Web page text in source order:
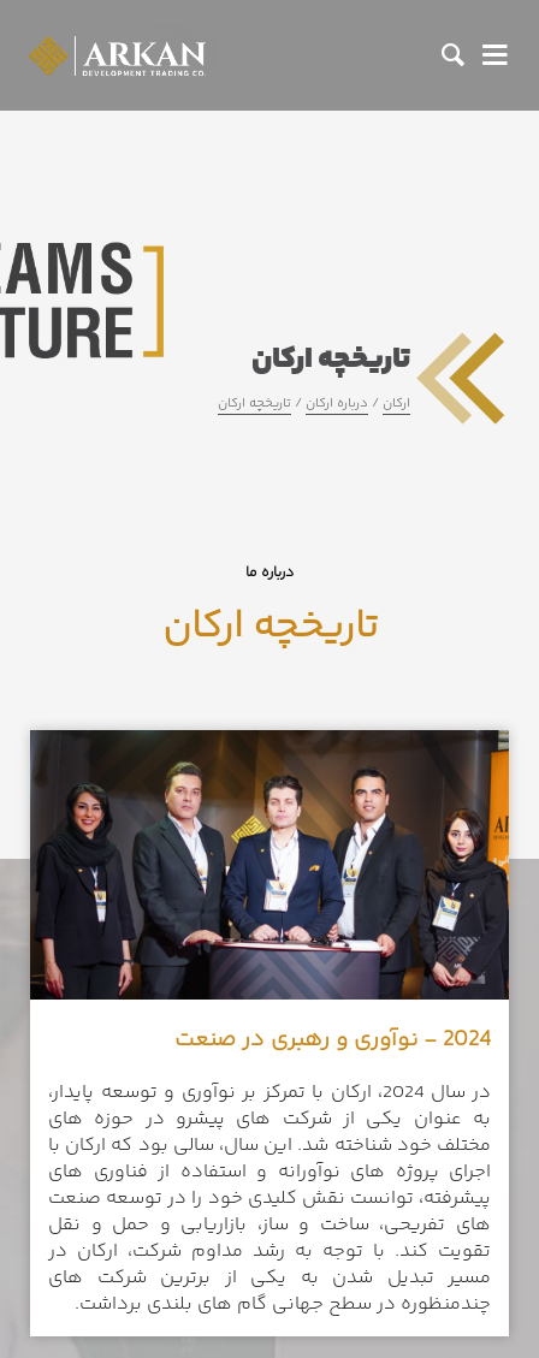
تاریخچه ارکان
ارکان / درباره ارکان / تاریخچه ارکان
درباره ما
تاریخچه ارکان
2024 - نوآوری و رهبری در صنعت
در سال 2024، ارکان با تمرکز بر نوآوری و توسعه پایدار،
به عنوان یکی از شرکت های پیشرو در حوزه های
مختلف خود شناخته شد. این سال، سالی بود که ارکان با
اجرای پروژه های نوآورانه و استفاده از فناوری های
پیشرفته، توانست نقش کلیدی خود را در توسعه صنعت
های تفریحی، ساخت و ساز، بازاریابی و حمل و نقل
تقویت کند. با توجه به رشد مداوم شرکت، ارکان در
مسیر تبدیل شدن به یکی از برترین شرکت های
چندمنظوره در سطح جهانی گام های بلندی برداشت.